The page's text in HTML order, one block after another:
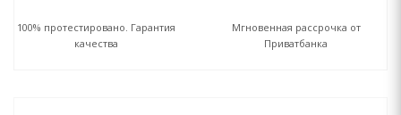
100% протестировано. Гарантия
качества
Мгновенная рассрочка от
Приватбанка